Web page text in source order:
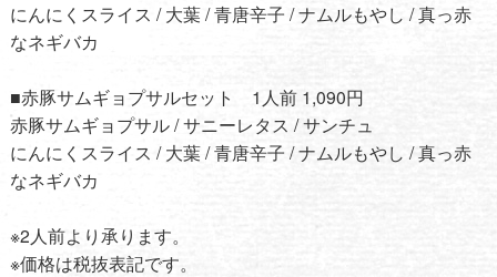
にんにくスライス / 大葉 / 青唐辛子 / ナムルもやし / 真っ赤
なネギバカ
■赤豚サムギョプサルセット 1人前 1,090円
赤豚サムギョプサル / サニーレタス / サンチュ
にんにくスライス / 大葉 / 青唐辛子 / ナムルもやし / 真っ赤
なネギバカ
※2人前より承ります。
※価格は税抜表記です。